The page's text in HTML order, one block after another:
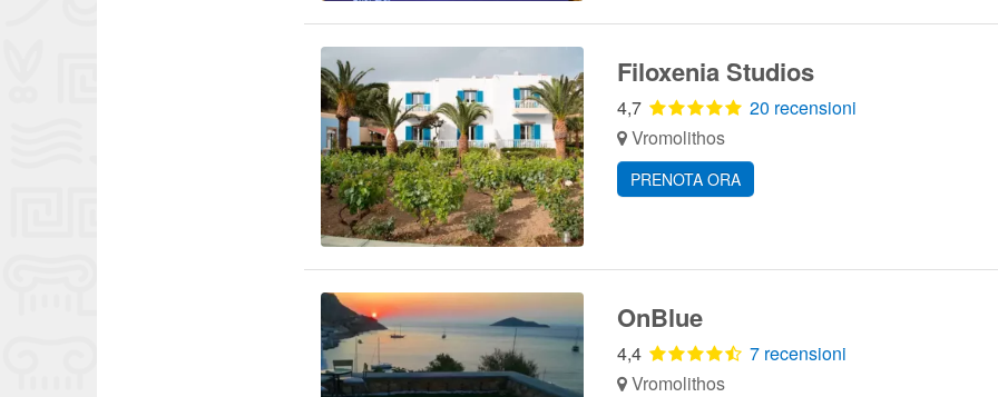
Filoxenia Studios
4,7
20 recensioni
Vromolithos
PRENOTA ORA
OnBlue
4,4
7 recensioni
Vromolithos